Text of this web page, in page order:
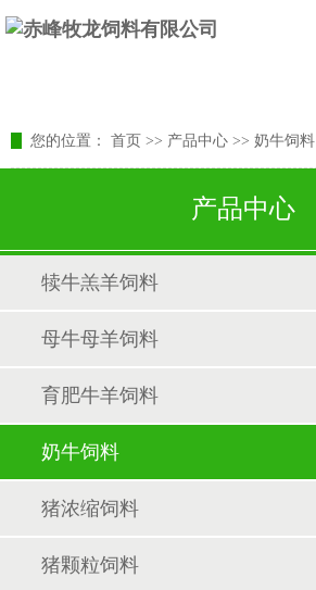
您的位置： 首页 >> 产品中心 >> 奶牛饲料
产品中心
犊牛羔羊饲料
母牛母羊饲料
育肥牛羊饲料
奶牛饲料
猪浓缩饲料
猪颗粒饲料